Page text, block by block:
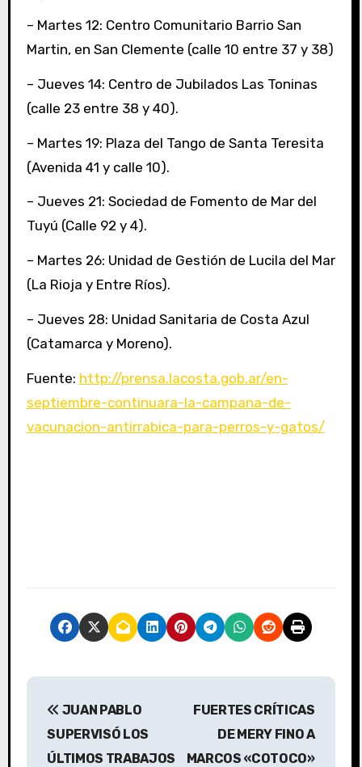
– Martes 12: Centro Comunitario Barrio San
Martin, en San Clemente (calle 10 entre 37 y 38)
– Jueves 14: Centro de Jubilados Las Toninas
(calle 23 entre 38 y 40).
– Martes 19: Plaza del Tango de Santa Teresita
(Avenida 41 y calle 10).
– Jueves 21: Sociedad de Fomento de Mar del
Tuyú (Calle 92 y 4).
– Martes 26: Unidad de Gestión de Lucila del Mar
(La Rioja y Entre Ríos).
– Jueves 28: Unidad Sanitaria de Costa Azul
(Catamarca y Moreno).
Fuente: http://prensa.lacosta.gob.ar/en-
septiembre-continuara-la-campana-de-
vacunacion-antirrabica-para-perros-y-gatos/
N
JUAN PABLO
SUPERVISÓ LOS
ÚLTIMOS TRABAJOS
FUERTES CRÍTICAS
DE MERY FINO A
MARCOS «COTOCO»